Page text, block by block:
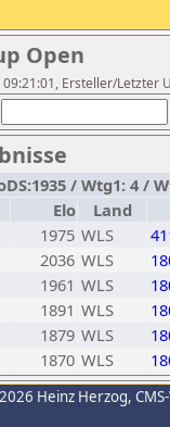
Open
Ersteller/Letzter
/ Wtg1: 4 /
Elo
Land
1975 WLS
2036 WLS
1961 WLS
1891 WLS
1879 WLS
1870 WLS
Heinz Herzog,